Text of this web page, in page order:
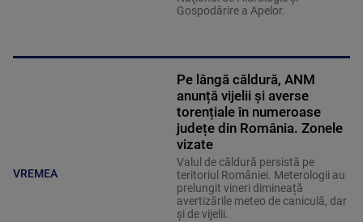
Gospodărire a Apelor.
VREMEA
Pe lângă căldură, ANM
anunță vijelii și averse
torențiale în numeroase
județe din România. Zonele
vizate
Valul de căldură persistă pe
teritoriul României. Meterologii au
prelungit vineri dimineață
avertizările meteo de caniculă, dar
și de vijelii.